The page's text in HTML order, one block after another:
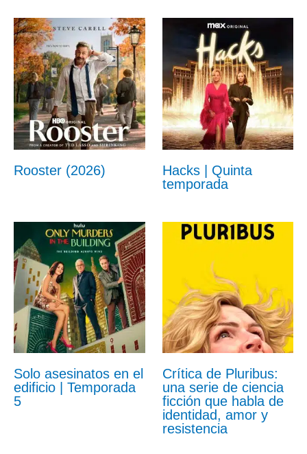
Rooster (2026)
Hacks | Quinta
temporada
Solo asesinatos en el
edificio | Temporada
5
Crítica de Pluribus:
una serie de ciencia
ficción que habla de
identidad, amor y
resistencia